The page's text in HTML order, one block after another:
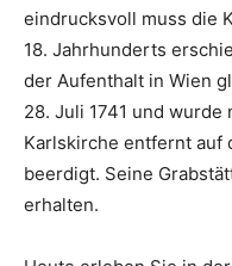
eindrucksvoll muss die
18. Jahrhunderts
der Aufenthalt in Wien
28. Juli 1741 und
Karlskirche entfernt auf
beerdigt. Seine
erhalten.